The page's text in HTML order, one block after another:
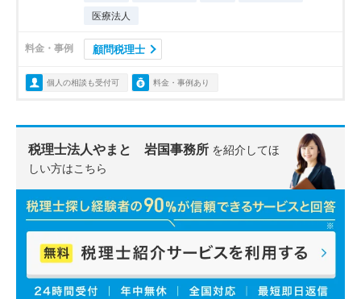
医療法人
料金・事例 顧問税理士
個人の相談も受付可 料金・事例あり
税理士法人やまと 岩国事務所 を紹介してほ
しい方はこちら